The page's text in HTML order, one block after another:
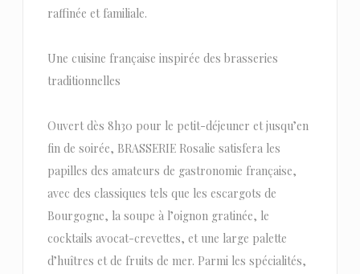
raffinée et familiale.
Une cuisine française inspirée des brasseries
traditionnelles
Ouvert dès 8h30 pour le petit-déjeuner et jusqu’en
fin de soirée, BRASSERIE Rosalie satisfera les
papilles des amateurs de gastronomie française,
avec des classiques tels que les escargots de
Bourgogne, la soupe à l’oignon gratinée, le
cocktails avocat-crevettes, et une large palette
d’huîtres et de fruits de mer. Parmi les spécialités,